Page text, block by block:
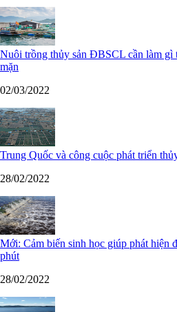
Nuôi trồng thủy sản ĐBSCL cần làm gì
mặn
02/03/2022
Trung Quốc và công cuộc phát triển
28/02/2022
Mới: Cảm biến sinh học giúp phát hiện
phút
28/02/2022